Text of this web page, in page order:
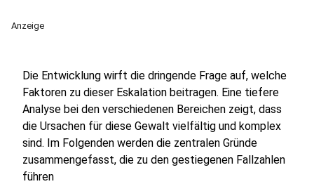
Anzeige
Die Entwicklung wirft die dringende Frage auf, welche
Faktoren zu dieser Eskalation beitragen. Eine tiefere
Analyse bei den verschiedenen Bereichen zeigt, dass
die Ursachen für diese Gewalt vielfältig und komplex
sind. Im Folgenden werden die zentralen Gründe
zusammengefasst, die zu den gestiegenen Fallzahlen
führen